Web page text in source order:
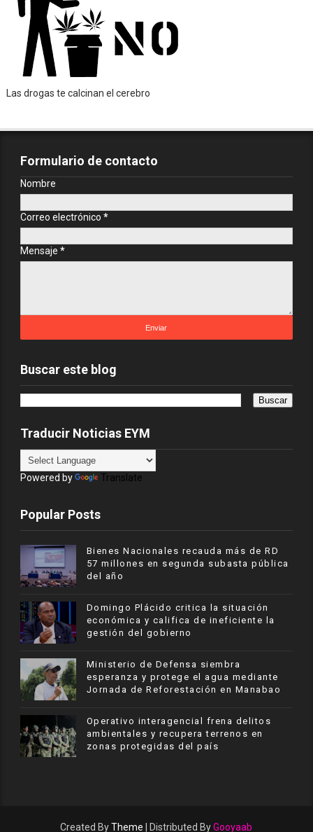
Las drogas te calcinan el cerebro
Formulario de contacto
Nombre
Correo electrónico *
Mensaje *
Buscar este blog
Traducir Noticias EYM
Powered by Translate
Popular Posts
Bienes Nacionales recauda más de RD
57 millones en segunda subasta pública
del año
​Domingo Plácido critica la situación
económica y califica de ineficiente la
gestión del gobierno
Ministerio de Defensa siembra
esperanza y protege el agua mediante
Jornada de Reforestación en Manabao
Operativo interagencial frena delitos
ambientales y recupera terrenos en
zonas protegidas del país
Created ByTheme | Distributed ByGooyaab